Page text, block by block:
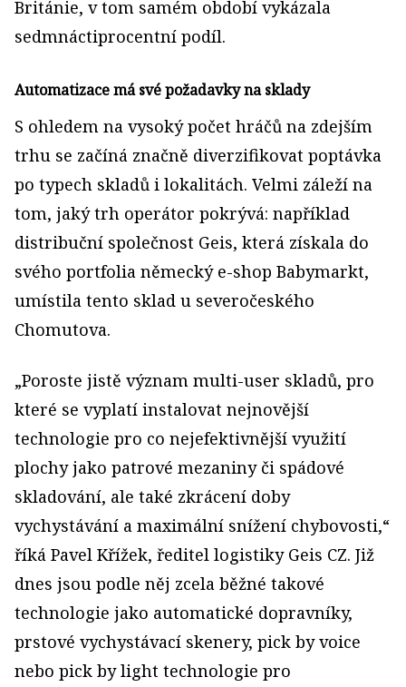
Británie, v tom samém období vykázala
sedmnáctiprocentní podíl.
Automatizace má své požadavky na sklady
S ohledem na vysoký počet hráčů na zdejším
trhu se začíná značně diverzifikovat poptávka
po typech skladů i lokalitách. Velmi záleží na
tom, jaký trh operátor pokrývá: například
distribuční společnost Geis, která získala do
svého portfolia německý e-shop Babymarkt,
umístila tento sklad u severočeského
Chomutova.
„Poroste jistě význam multi-user skladů, pro
které se vyplatí instalovat nejnovější
technologie pro co nejefektivnější využití
plochy jako patrové mezaniny či spádové
skladování, ale také zkrácení doby
vychystávání a maximální snížení chybovosti,“
říká Pavel Křížek, ředitel logistiky Geis CZ. Již
dnes jsou podle něj zcela běžné takové
technologie jako automatické dopravníky,
prstové vychystávací skenery, pick by voice
nebo pick by light technologie pro